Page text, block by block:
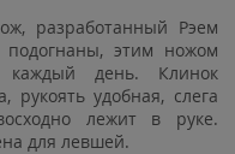
разработанный Рэем
подогнаны, этим ножом
каждый день. Клинок
удобная, слега
лежит в руке.
для левшей.